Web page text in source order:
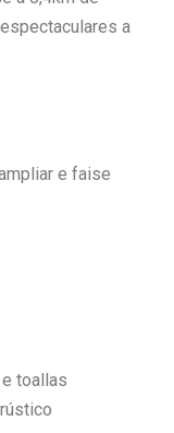
a
e faise
toallas